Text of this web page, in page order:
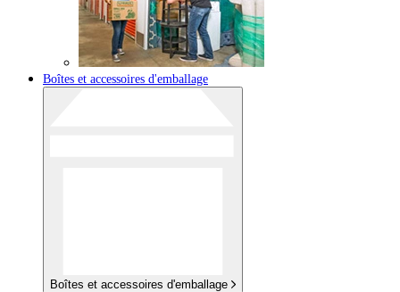
Boîtes et accessoires d'emballage
Boîtes et accessoires d'emballage